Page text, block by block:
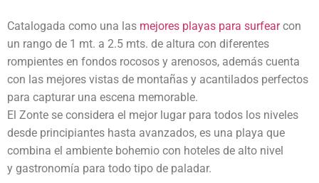
Catalogada como una las mejores playas para surfearcon
un rango de 1 mt. a 2.5 mts. de altura con diferentes
rompientes en fondos rocosos y arenosos, además cuenta
con las mejores vistas de montañas y acantilados perfectos
para capturar una escena memorable.
El Zonte se considera el mejor lugar para todos los niveles
desde principiantes hasta avanzados, es una playa que
combina el ambiente bohemio con hoteles de alto nivel
y gastronomía para todo tipo de paladar.